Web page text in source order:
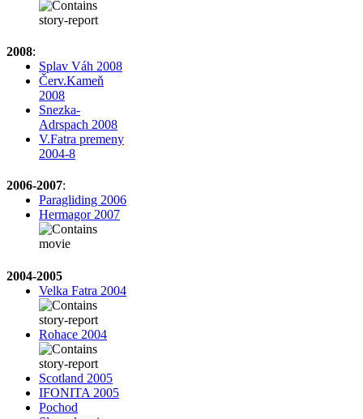
2008:
Splav Váh 2008
Červ.Kameň
2008
Snezka-
Adrspach 2008
V.Fatra premeny
2004-8
2006-2007:
Paragliding 2006
Hermagor 2007
2004-2005
Velka Fatra 2004
Rohace 2004
Scotland 2005
IFONITA 2005
Pochod